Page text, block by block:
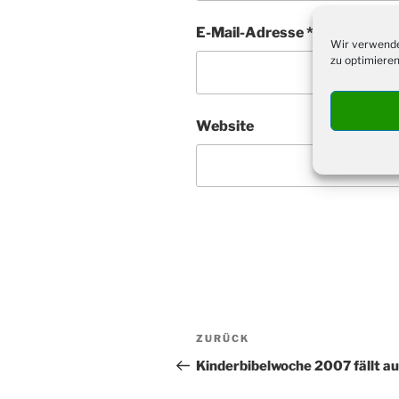
Wir
zu
E-Mail-Adresse*
Website
Beitragsnavigation
Vorheriger
Beitrag
ZURÜCK
Kinderbibelwoche 2007 fällt